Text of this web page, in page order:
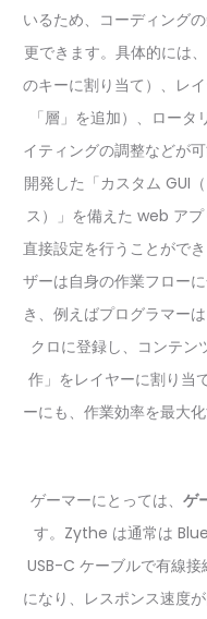
いるため、コーディング
更できます。具体的には
のキーに割り当て）、レ
「層」を追加）、ロー
イティングの調整などが
開発した「カスタム GUI
ス）」を備えた web ア
直接設定を行うことがで
ザーは自身の作業フロー
き、例えばプログラマー
クロに登録し、コンテン
作」をレイヤーに割り
ーにも、作業効率を最大
ゲーマーにとっては、 ゲ
す。Zythe は通常は
USB-C ケーブルで有線
になり、レスポンス速度